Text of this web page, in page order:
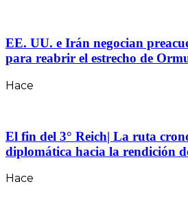
EE. UU. e Irán negocian
para reabrir el estrecho de
Hace
El fin del 3° Reich| La ruta
diplomática hacia la rendición
Hace